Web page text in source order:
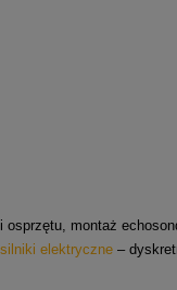
osprzętu, montaż
silniki elektryczne–